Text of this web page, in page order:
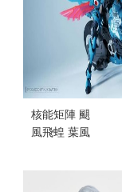
核能矩陣 颶
風飛蝗 葉風
模型(不挑盒